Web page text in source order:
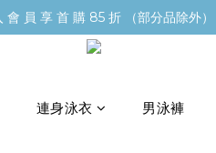
會 員 享 首 購 85 折 （部分品除外）
連身泳衣 男泳褲